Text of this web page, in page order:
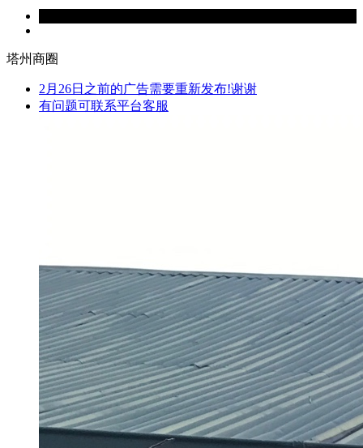
塔州商圈
2月26日之前的广告需要重新发布!谢谢
有问题可联系平台客服